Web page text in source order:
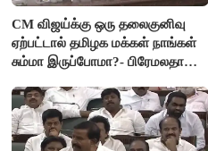
CM விஜய்க்கு ஒரு தலைகுனிவு
ஏற்பட்டால் தமிழக மக்கள் நாங்கள்
சும்மா இருப்போமா?- பிரேமலதா